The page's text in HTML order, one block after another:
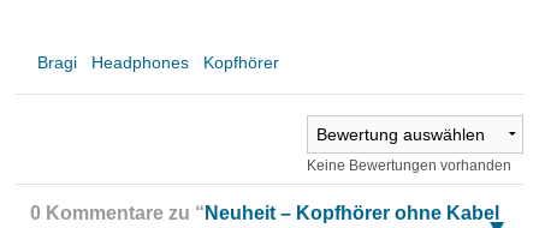
Bragi Headphones Kopfhörer
Keine Bewertungen vorhanden
0 Kommentare zu “ Neuheit – Kopfhörer ohne Kabel